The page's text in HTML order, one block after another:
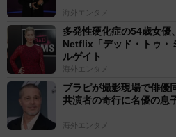
海外エンタメ
多発性硬化症の54歳女
Netflix「デッド・トゥ・
ルゲイト
海外エンタメ
ブラピが撮影現場で俳
共演者の奇行に名優の息
海外エンタメ